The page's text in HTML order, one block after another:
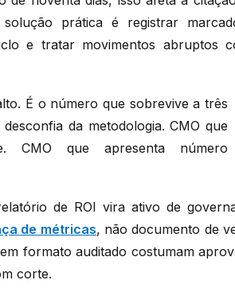
prática é registrar
e tratar movimentos abruptos
É o número que sobrevive a três
da metodologia. CMO que
CMO que apresenta número
de ROI vira ativo de
de métricas, não documento de
formato auditado costumam
corte.